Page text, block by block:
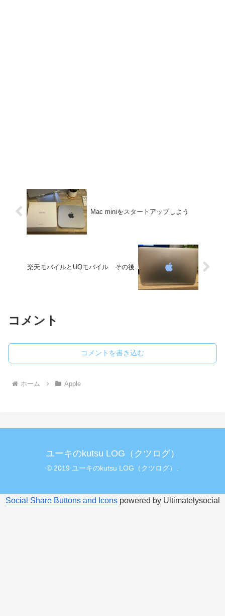
Mac miniをスタートアップしよう
楽天モバイルとUQモバイル その後
コメント
コメントを書き込む
ホーム Apple
ユーキのkutsu LOG（クツログ）
© 2019 ユーキのkutsu LOG（クツログ）.
Social Share Buttons and Iconspowered by Ultimatelysocial